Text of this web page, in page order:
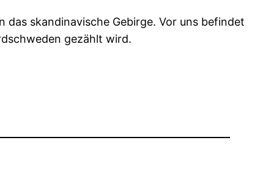
skandinavische Gebirge. Vor uns befindet
gezählt wird.